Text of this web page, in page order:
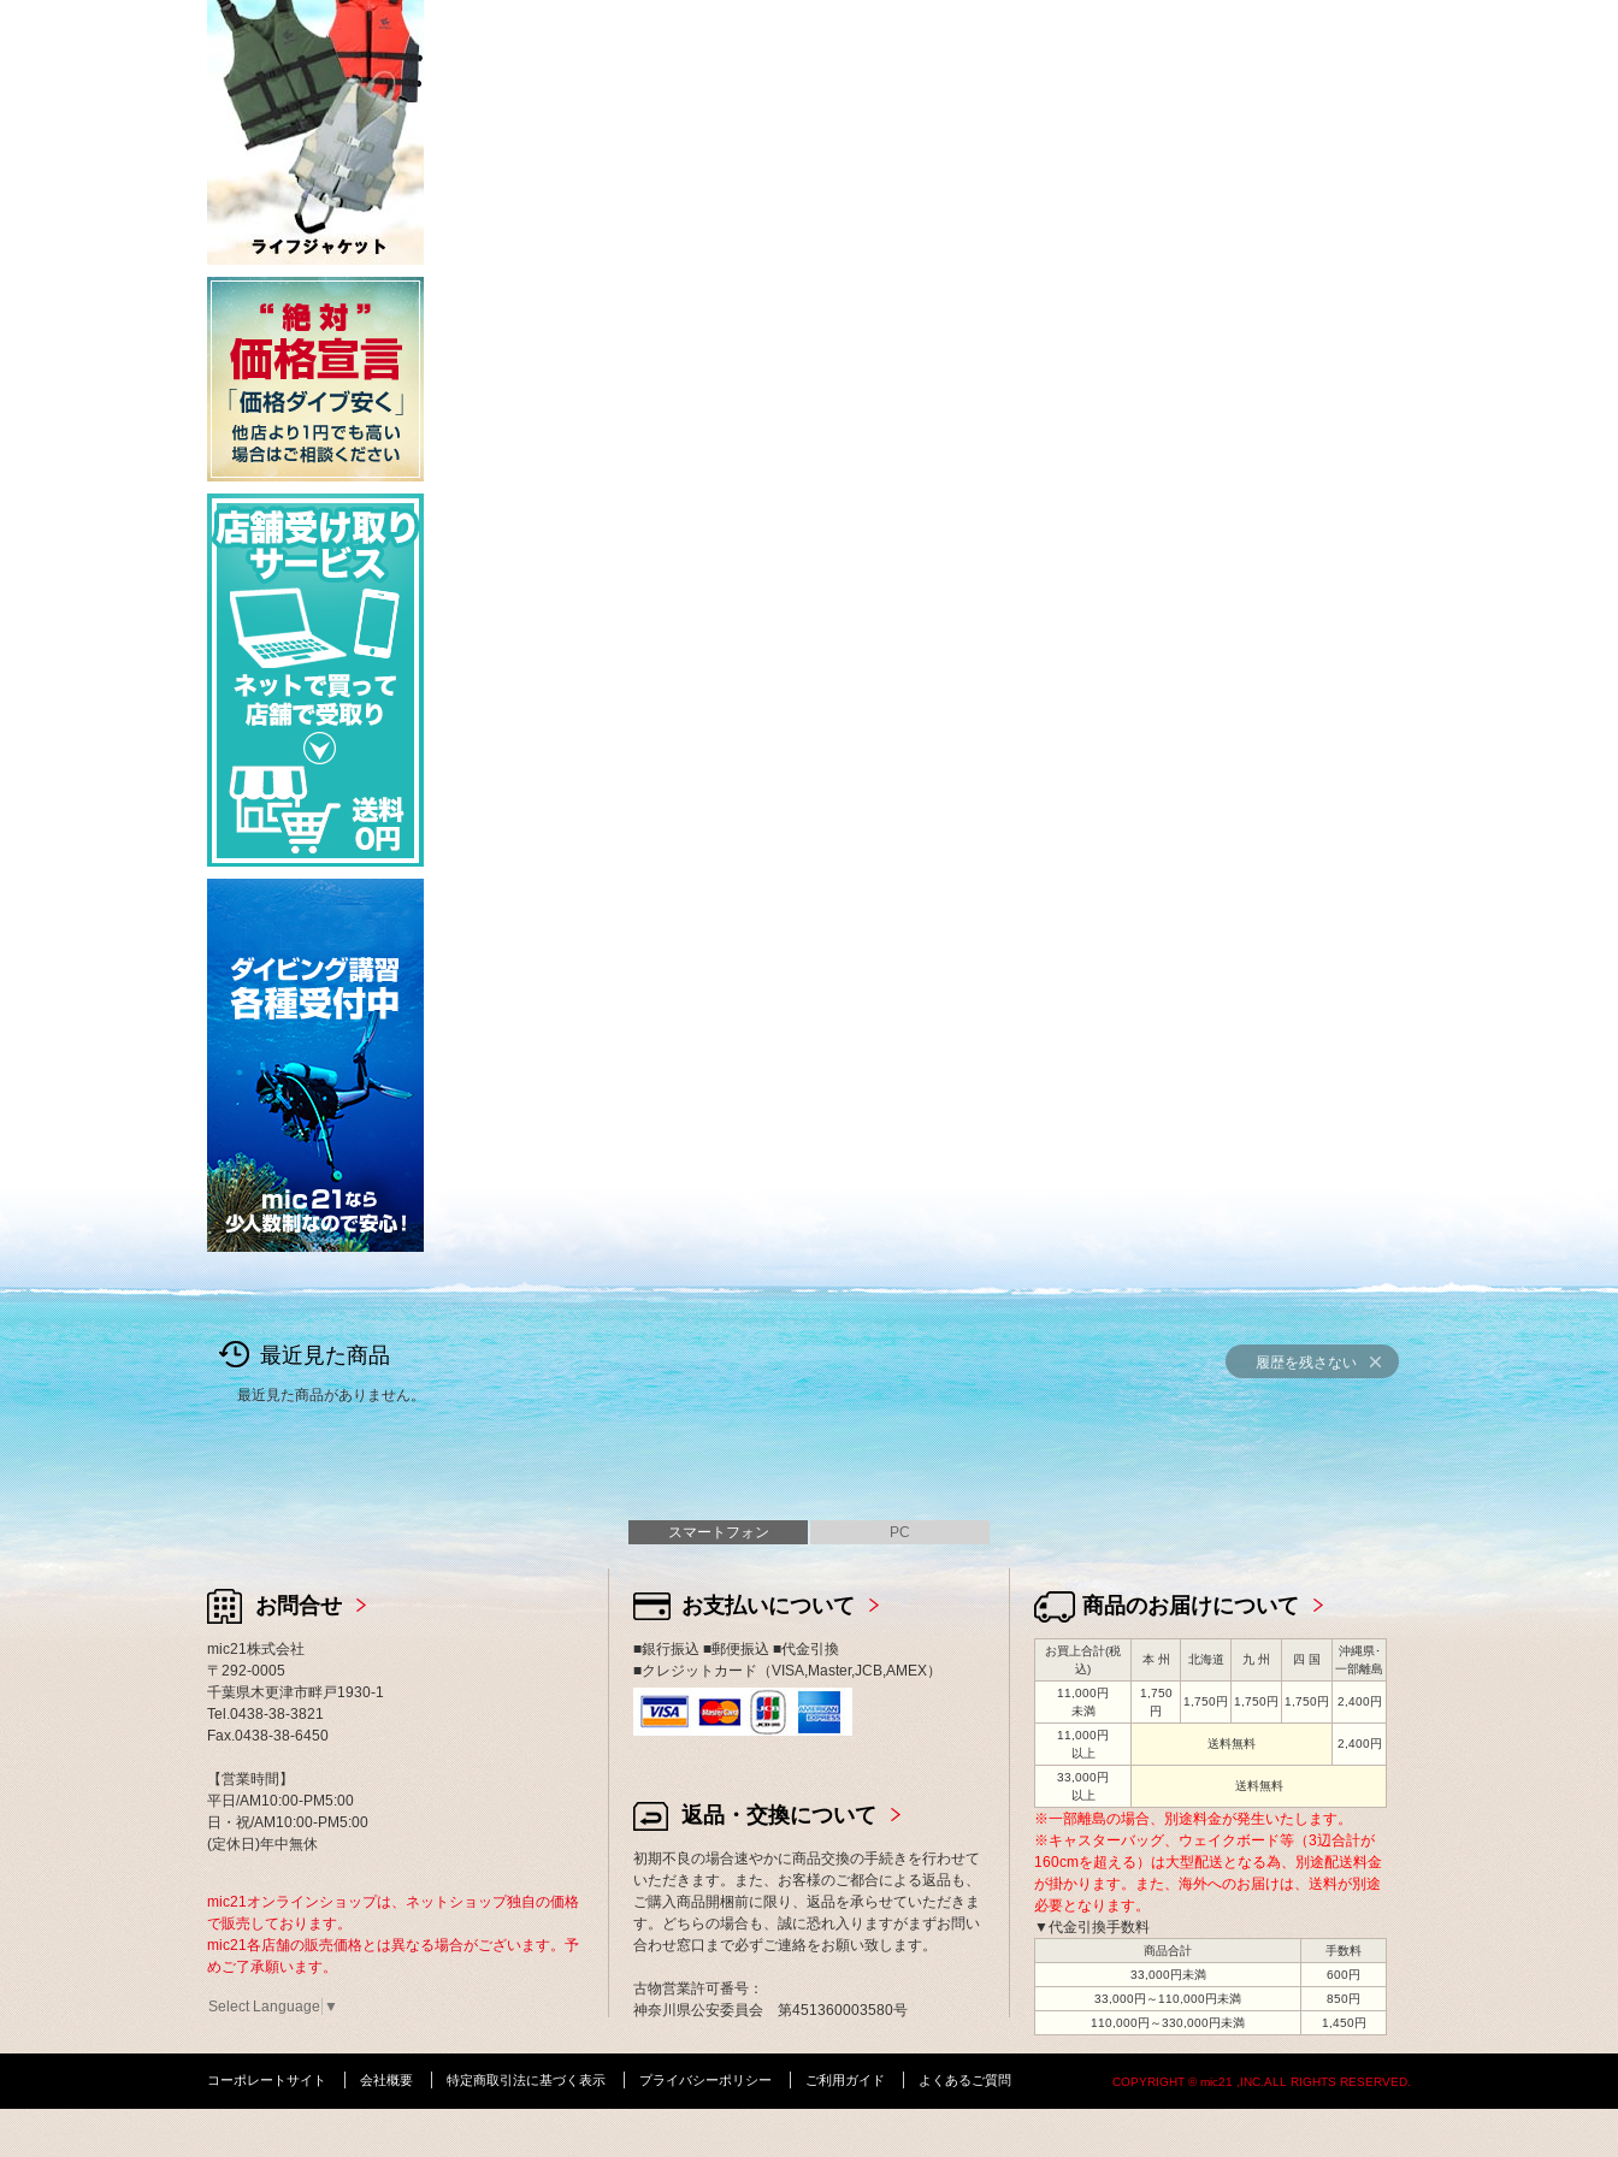
最近見た商品
最近見た商品がありません。
履歴を残さない
スマートフォン PC
お問合せ
mic21株式会社
〒292-0005
千葉県木更津市畔戸1930-1
Tel.0438-38-3821
Fax.0438-38-6450
【営業時間】
平日/AM10:00-PM5:00
日・祝/AM10:00-PM5:00
(定休日)年中無休
mic21オンラインショップは、ネットショップ独自の価格
で販売しております。
mic21各店舗の販売価格とは異なる場合がございます。予
めご了承願います。
Select Language ▼
お支払いについて
■銀行振込 ■郵便振込 ■代金引換
■クレジットカード（VISA,Master,JCB,AMEX）
返品・交換について
初期不良の場合速やかに商品交換の手続きを行わせて
いただきます。また、お客様のご都合による返品も、
ご購入商品開梱前に限り、返品を承らせていただきま
す。どちらの場合も、誠に恐れ入りますがまずお問い
合わせ窓口まで必ずご連絡をお願い致します。
古物営業許可番号：
神奈川県公安委員会 第451360003580号
商品のお届けについて
お買上合計(税
込)
本 州 北海道 九 州 四 国
沖縄県･
一部離島
11,000円
未満
1,750
円
1,750円 1,750円 1,750円 2,400円
11,000円
以上
送料無料 2,400円
33,000円
以上
送料無料
※一部離島の場合、別途料金が発生いたします。
※キャスターバッグ、ウェイクボード等（3辺合計が
160cmを超える）は大型配送となる為、別途配送料金
が掛かります。また、海外へのお届けは、送料が別途
必要となります。
▼代金引換手数料
商品合計
手数料
33,000円未満
600円
33,000円～110,000円未満
850円
110,000円～330,000円未満
1,450円
コーポレートサイト 会社概要 特定商取引法に基づく表示 プライバシーポリシー ご利用ガイド よくあるご質問 COPYRIGHT © mic21 ,INC.ALL RIGHTS RESERVED.